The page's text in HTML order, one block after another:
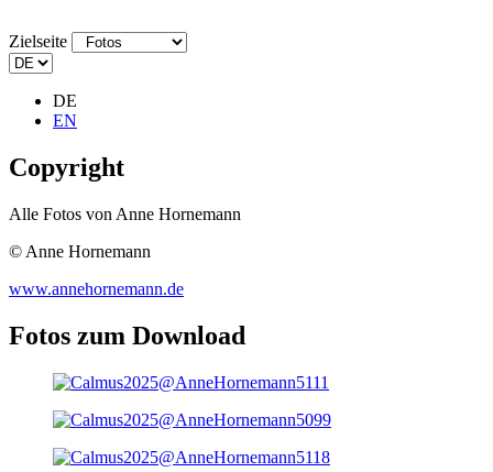
Zielseite
DE
EN
Copyright
Alle Fotos von Anne Hornemann
© Anne Hornemann
www.annehornemann.de
Fotos zum Download